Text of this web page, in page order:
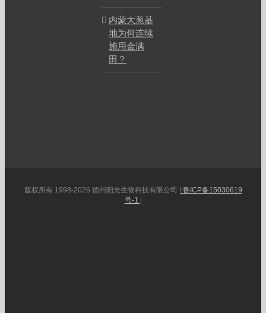
内蒙大葱基
地为何连续
施用金满
田？
版权所有 1998-2026 德州阳光生物科技有限公司 | 鲁ICP备15030619
号-1 |